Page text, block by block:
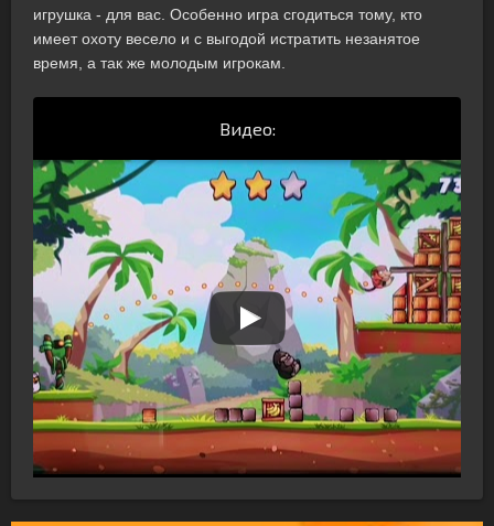
игрушка - для вас. Особенно игра сгодиться тому, кто
имеет охоту весело и с выгодой истратить незанятое
время, а так же молодым игрокам.
Видео: